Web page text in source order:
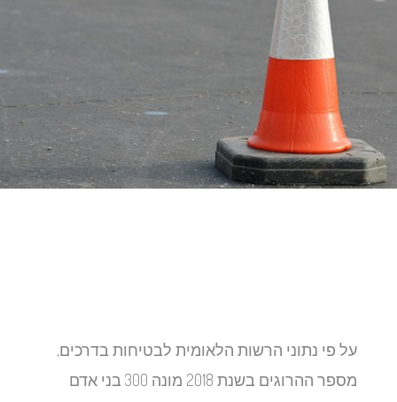
על פי נתוני הרשות הלאומית לבטיחות בדרכים,
מספר ההרוגים בשנת 2018 מונה 300 בני אדם